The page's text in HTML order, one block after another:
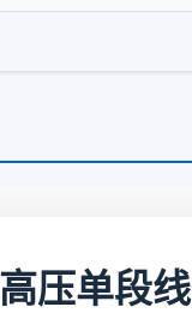
压单段